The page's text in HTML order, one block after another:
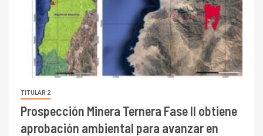
TITULAR 2
Prospección Minera Ternera Fase II obtiene
aprobación ambiental para avanzar en